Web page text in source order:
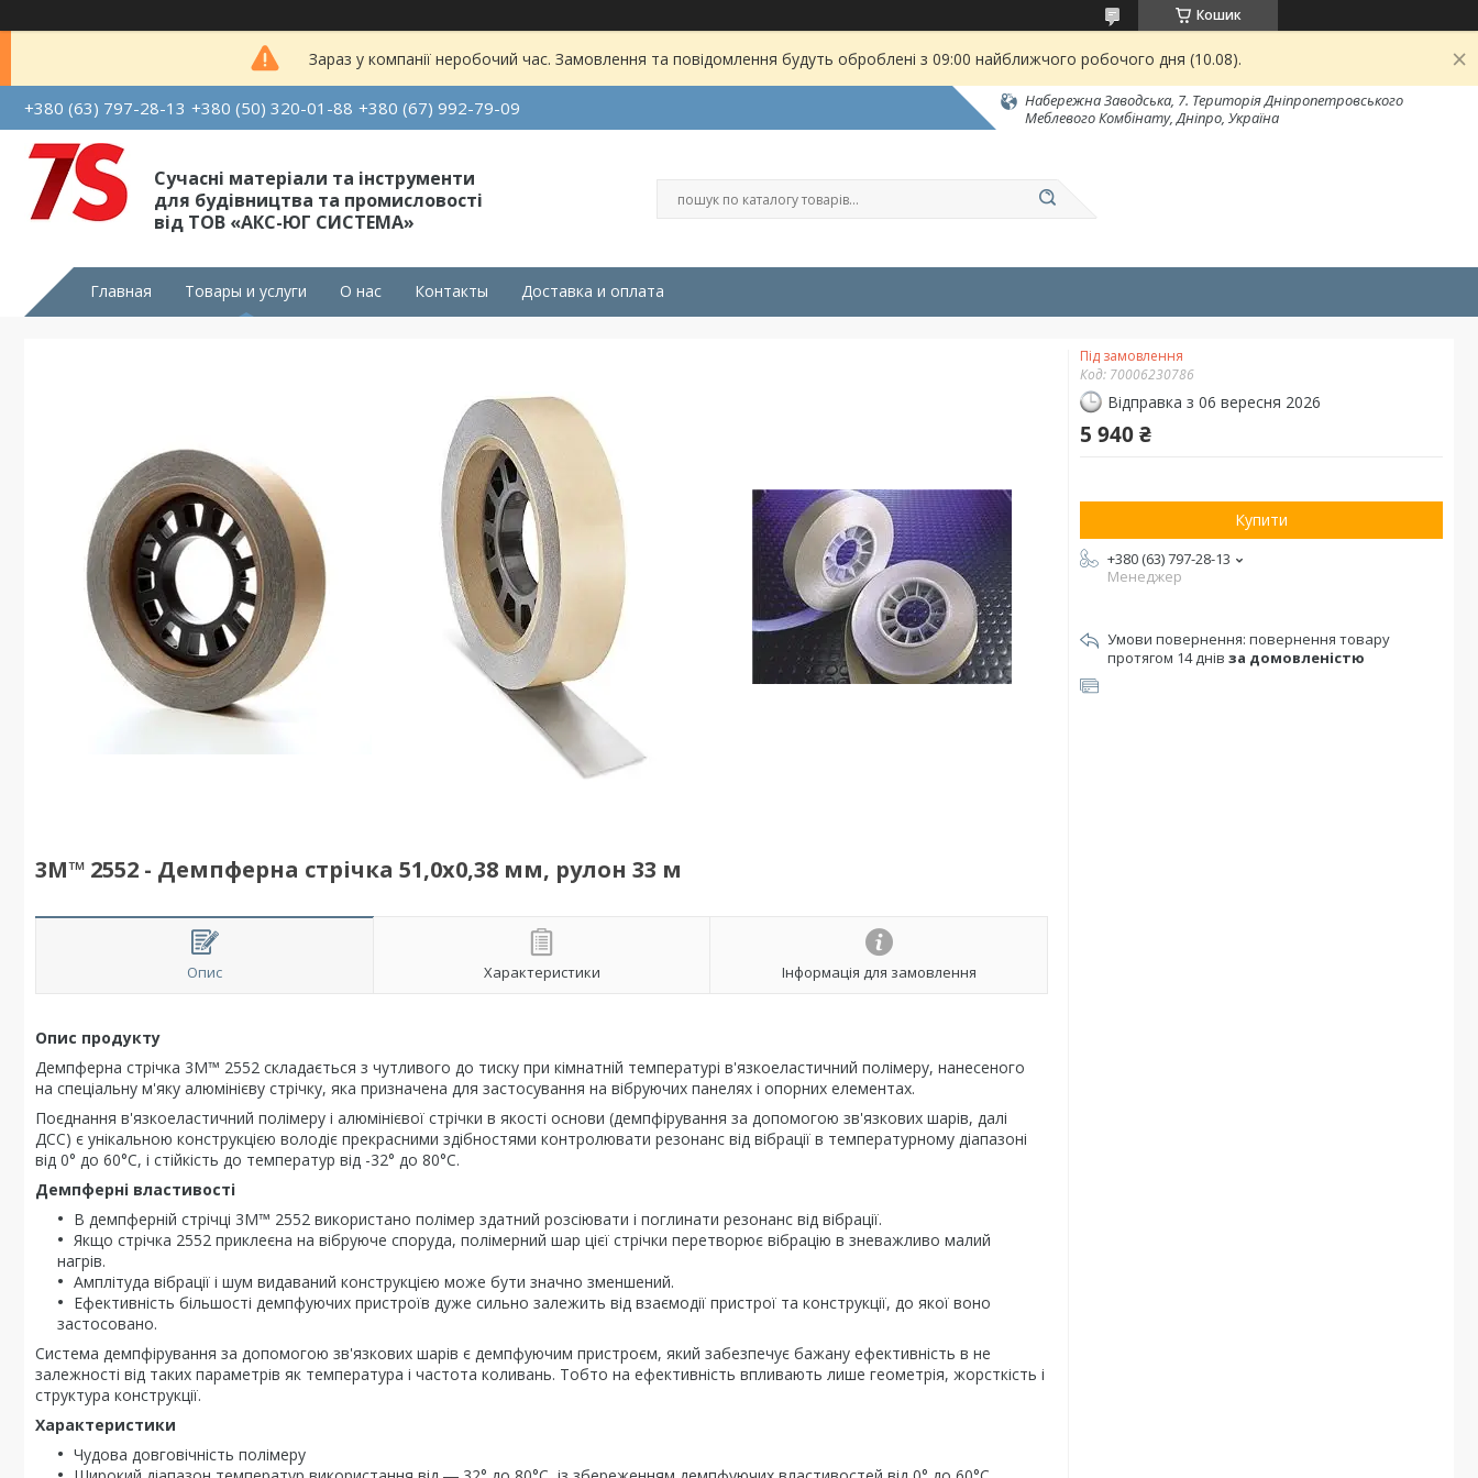
Кошик
Зараз у компанії неробочий час. Замовлення та повідомлення будуть оброблені з 09:00 найближчого робочого дня (10.08).
+380 (63) 797-28-13 +380 (50) 320-01-88 +380 (67) 992-79-09
Набережна Заводська, 7. Територія Дніпропетровського
Меблевого Комбінату, Дніпро, Україна
Сучасні матеріали та інструменти
для будівництва та промисловості
від ТОВ «АКС-ЮГ СИСТЕМА»
Главная Товары и услуги О нас Контакты Доставка и оплата
3M™ 2552 - Демпферна стрічка 51,0х0,38 мм, рулон 33 м
Опис Характеристики Інформація для замовлення
Опис продукту
Демпферна стрічка 3M™ 2552 складається з чутливого до тиску при кімнатній температурі в'язкоеластичний полімеру, нанесеного
на спеціальну м'яку алюмінієву стрічку, яка призначена для застосування на вібруючих панелях і опорних елементах.
Поєднання в'язкоеластичний полімеру і алюмінієвої стрічки в якості основи (демпфірування за допомогою зв'язкових шарів, далі
ДСС) є унікальною конструкцією володіє прекрасними здібностями контролювати резонанс від вібрації в температурному діапазоні
від 0° до 60°C, і стійкість до температур від -32° до 80°C.
Демпферні властивості
В демпферній стрічці 3M™ 2552 використано полімер здатний розсіювати і поглинати резонанс від вібрації.
Якщо стрічка 2552 приклеєна на вібруюче споруда, полімерний шар цієї стрічки перетворює вібрацію в зневажливо малий
нагрів.
Амплітуда вібрації і шум видаваний конструкцією може бути значно зменшений.
Ефективність більшості демпфуючих пристроїв дуже сильно залежить від взаємодії пристрої та конструкції, до якої воно
застосовано.
Система демпфірування за допомогою зв'язкових шарів є демпфуючим пристроєм, який забезпечує бажану ефективність в не
залежності від таких параметрів як температура і частота коливань. Тобто на ефективність впливають лише геометрія, жорсткість і
структура конструкції.
Характеристики
Чудова довговічність полімеру
Під замовлення
Код: 70006230786
Відправка з 06 вересня 2026
5 940 ₴
Купити
+380 (63) 797-28-13
Менеджер
повернення товару
протягом 14 днів за домовленістю